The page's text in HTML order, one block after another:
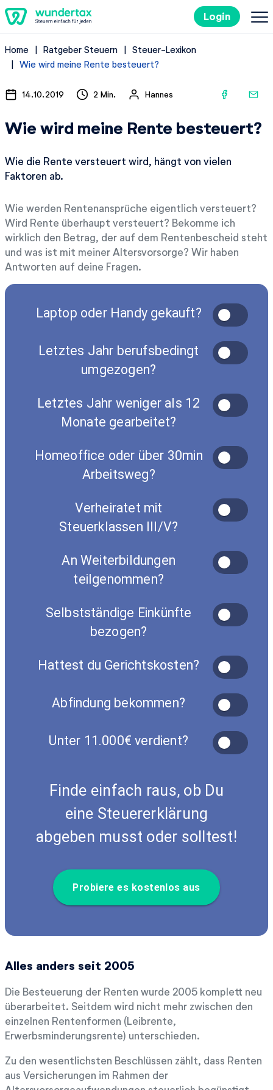
Login
So geht's
Kosten
Steuertipps
Steuer-Lexikon
Kostenlos ausprobieren
Home Ratgeber Steuern
Steuer-Lexikon
Wie wird meine Rente besteuert?
14.10.2019 2 Min. Hannes
Wie wird meine Rente besteuert?
Wie die Rente versteuert wird, hängt von vielen
Faktoren ab.
Wie werden Rentenansprüche eigentlich versteuert?
Wird Rente überhaupt versteuert? Bekomme ich
wirklich den Betrag, der auf dem Rentenbescheid steht
und was ist mit meiner Altersvorsorge? Wir haben
Antworten auf deine Fragen.
Laptop oder Handy gekauft?
Letztes Jahr berufsbedingt
umgezogen?
Letztes Jahr weniger als 12
Monate gearbeitet?
Homeoffice oder über 30min
Arbeitsweg?
Verheiratet mit
Steuerklassen III/V?
An Weiterbildungen
teilgenommen?
Selbstständige Einkünfte
bezogen?
Hattest du Gerichtskosten?
Abfindung bekommen?
Unter 11.000€ verdient?
Finde einfach raus, ob Du
eine Steuererklärung
abgeben musst oder solltest!
Probiere es kostenlos aus
Alles anders seit 2005
Die Besteuerung der Renten wurde 2005 komplett neu
überarbeitet. Seitdem wird nicht mehr zwischen den
einzelnen Rentenformen (Leibrente,
Erwerbsminderungsrente) unterschieden.
Zu den wesentlichsten Beschlüssen zählt, dass Renten
aus Versicherungen im Rahmen der